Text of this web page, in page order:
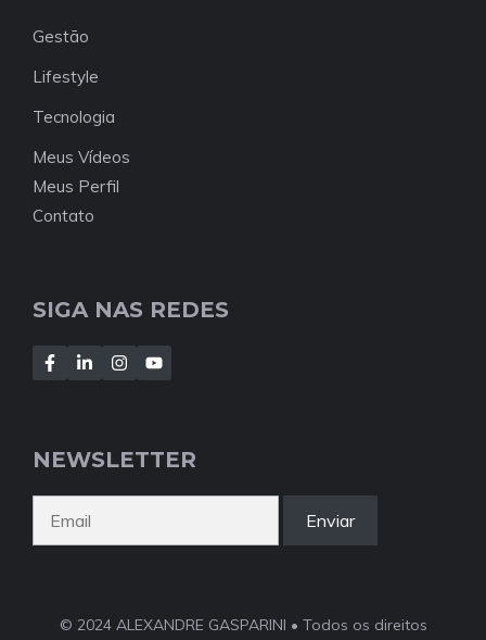
Gestão
Lifestyle
Tecnologia
Meus Vídeos
Meus Perfil
Contato
SIGA NAS REDES
NEWSLETTER
Enviar
© 2024 ALEXANDRE GASPARINI • Todos os direitos